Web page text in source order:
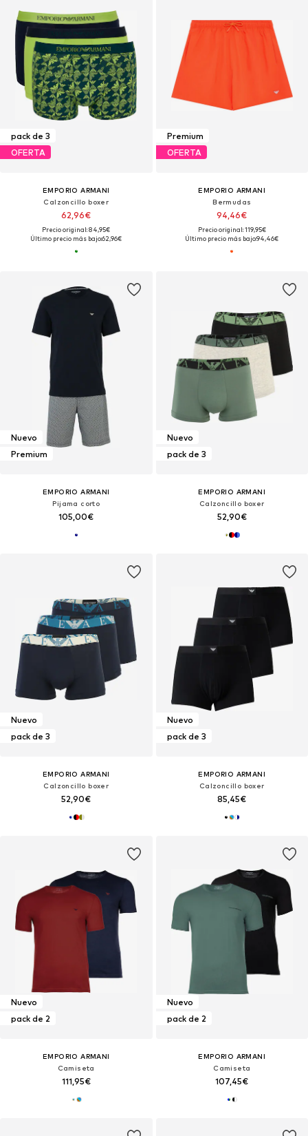
pack de 3
OFERTA
EMPORIO ARMANI
Calzoncillo boxer
62,96€
Precio original: 84,95€
Último precio más bajo:62,96€
Premium
OFERTA
EMPORIO ARMANI
Bermudas
94,46€
Precio original: 119,95€
Último precio más bajo:94,46€
Nuevo
Premium
EMPORIO ARMANI
Pijama corto
105,00€
Nuevo
pack de 3
EMPORIO ARMANI
Calzoncillo boxer
52,90€
Nuevo
pack de 3
EMPORIO ARMANI
Calzoncillo boxer
52,90€
Nuevo
pack de 3
EMPORIO ARMANI
Calzoncillo boxer
85,45€
Nuevo
pack de 2
EMPORIO ARMANI
Camiseta
111,95€
Nuevo
pack de 2
EMPORIO ARMANI
Camiseta
107,45€